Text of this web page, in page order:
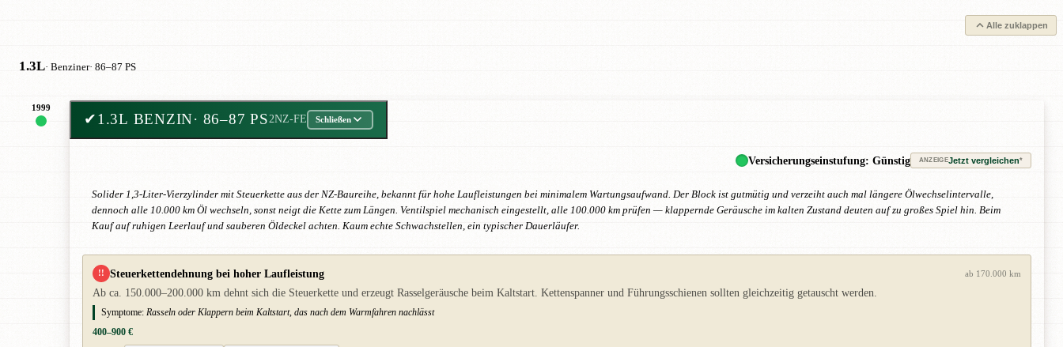
Alle zuklappen
1.3L· Benziner· 86–87 PS
1999
✔1.3L BENZIN· 86–87 PS2NZ-FE Schließen
Versicherungseinstufung: Günstig ANZEIGEJetzt vergleichen*
Solider 1,3-Liter-Vierzylinder mit Steuerkette aus der NZ-Baureihe, bekannt für hohe Laufleistungen bei minimalem Wartungsaufwand. Der Block ist gutmütig und verzeiht auch mal längere Ölwechselintervalle,
dennoch alle 10.000 km Öl wechseln, sonst neigt die Kette zum Längen. Ventilspiel mechanisch eingestellt, alle 100.000 km prüfen — klappernde Geräusche im kalten Zustand deuten auf zu großes Spiel hin. Beim
Kauf auf ruhigen Leerlauf und sauberen Öldeckel achten. Kaum echte Schwachstellen, ein typischer Dauerläufer.
!! Steuerkettendehnung bei hoher Laufleistung ab 170.000 km
Ab ca. 150.000–200.000 km dehnt sich die Steuerkette und erzeugt Rasselgeräusche beim Kaltstart. Kettenspanner und Führungsschienen sollten gleichzeitig getauscht werden.
Symptome: Rasseln oder Klappern beim Kaltstart, das nach dem Warmfahren nachlässt
400–900 €